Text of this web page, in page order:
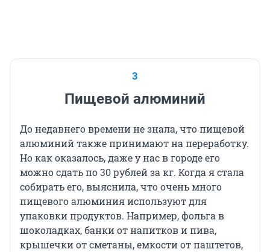
3
Пищевой алюминий
До недавнего времени не знала, что пищевой
алюминий также принимают на переработку.
Но как оказалось, даже у нас в городе его
можно сдать по 30 рублей за кг. Когда я стала
собирать его, выяснила, что очень много
пищевого алюминия используют для
упаковки продуктов. Например, фольга в
шоколадках, банки от напитков и пива,
крышечки от сметаны, емкости от паштетов,